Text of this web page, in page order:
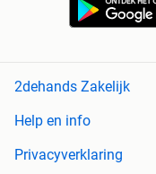
2dehands Zakelijk
Help en info
Privacyverklaring